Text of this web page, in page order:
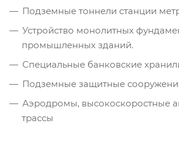
Подземные тоннели станции
Устройство монолитных
промышленных зданий.
Специальные банковские
Подземные защитные
Аэродромы, высокоскоростные
трассы